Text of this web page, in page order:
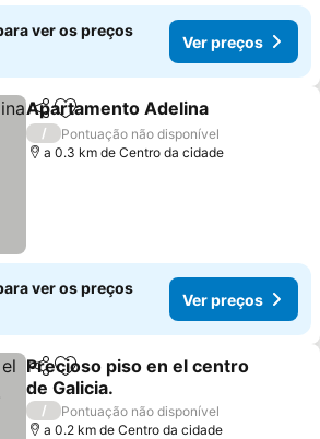
ver os preços
Ver preços
PartilharAdicionar aos favoritos
Apartamento Adelina
/
Pontuação não disponível
a 0.3 km de Centro da cidade
ver os preços
Ver preços
PartilharAdicionar aos favoritos
Precioso piso en el centro
de Galicia.
Ver preços
/
Pontuação não disponível
a 0.2 km de Centro da cidade